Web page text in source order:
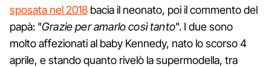
sposata nel 2018 bacia il neonato, poi il commento del
papà: "Grazie per amarlo così tanto". I due sono
molto affezionati al baby Kennedy, nato lo scorso 4
aprile, e stando quanto rivelò la supermodella, tra